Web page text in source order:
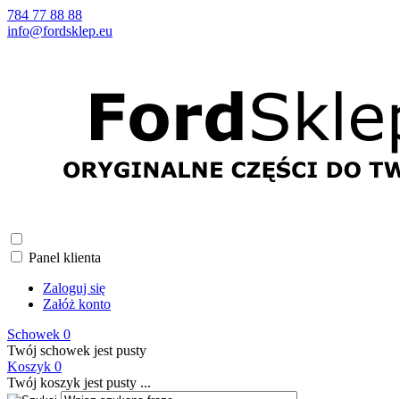
784 77 88 88
info@fordsklep.eu
Panel klienta
Zaloguj się
Załóż konto
Schowek 0
Twój schowek jest pusty
Koszyk 0
Twój koszyk jest pusty ...